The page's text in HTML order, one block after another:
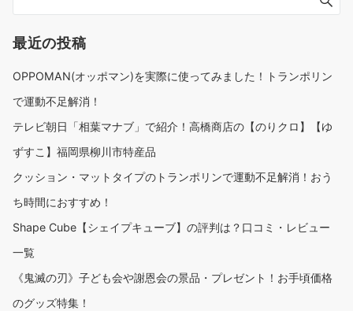
最近の投稿
OPPOMAN(オッポマン)を実際に使ってみました！トランポリン
で運動不足解消！
テレビ朝日「相葉マナブ」で紹介！高橋商店の【のりクロ】【ゆ
ずすこ】福岡県柳川市特産品
クッション・マットタイプのトランポリンで運動不足解消！おう
ち時間におすすめ！
Shape Cube【シェイプキューブ】の評判は？口コミ・レビュー
一覧
《鬼滅の刃》子ども会や謝恩会の景品・プレゼント！お手頃価格
のグッズ特集！